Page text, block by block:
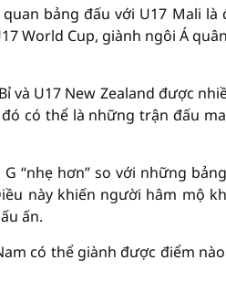
bảng đấu với U17 Mali
World Cup, giành ngôi Á
và U17 New Zealand được
có thể là những trận đấu
“nhẹ hơn” so với những
này khiến người hâm mộ
ấn.
có thể giành được điểm